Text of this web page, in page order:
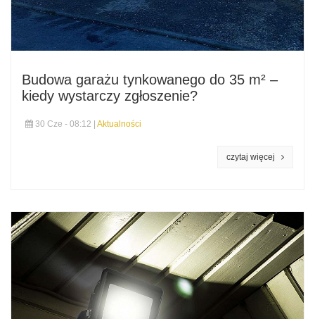
Budowa garażu tynkowanego do 35 m² –
kiedy wystarczy zgłoszenie?
30 Cze - 08:12 | Aktualności